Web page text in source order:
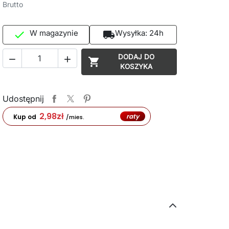
Brutto
 W magazynie local_shippingWysyłka: 24h
  
DODAJ DO
KOSZYKA
Udostępnij
Kup od 2,98zł /mies. raty